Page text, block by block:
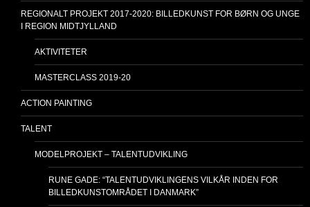
REGIONALT PROJEKT 2017-2020: BILLEDKUNST FOR BØRN OG UNGE
I REGION MIDTJYLLAND
AKTIVITETER
MASTERCLASS 2019-20
ACTION PAINTING
TALENT
MODELPROJEKT – TALENTUDVIKLING
RUNE GADE: “TALENTUDVIKLINGENS VILKÅR INDEN FOR
BILLEDKUNSTOMRÅDET I DANMARK”